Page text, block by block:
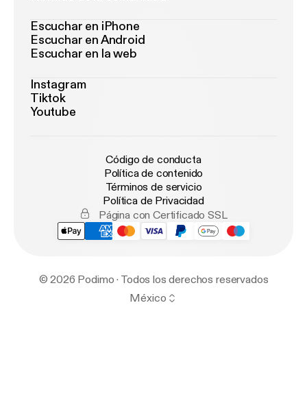
Escuchar en iPhone
Escuchar en Android
Escuchar en la web
Instagram
Tiktok
Youtube
Código de conducta
Política de contenido
Términos de servicio
Política de Privacidad
Página con Certificado SSL
© 2026 Podimo · Todos los derechos reservados
México